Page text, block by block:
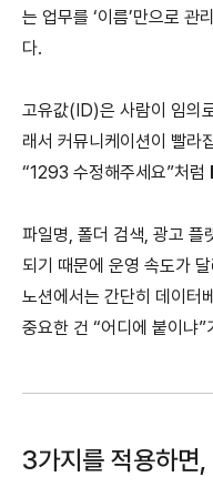
는 업무를 ‘이름’만으로 관
다.
고유값(ID)은 사람이 임의
래서 커뮤니케이션이 빨라
“1293 수정해주세요”처럼
파일명, 폴더 검색, 광고 플
되기 때문에 운영 속도가
노션에서는 간단히 데이터
중요한 건 “어디에 붙이냐”
3가지를 적용하면